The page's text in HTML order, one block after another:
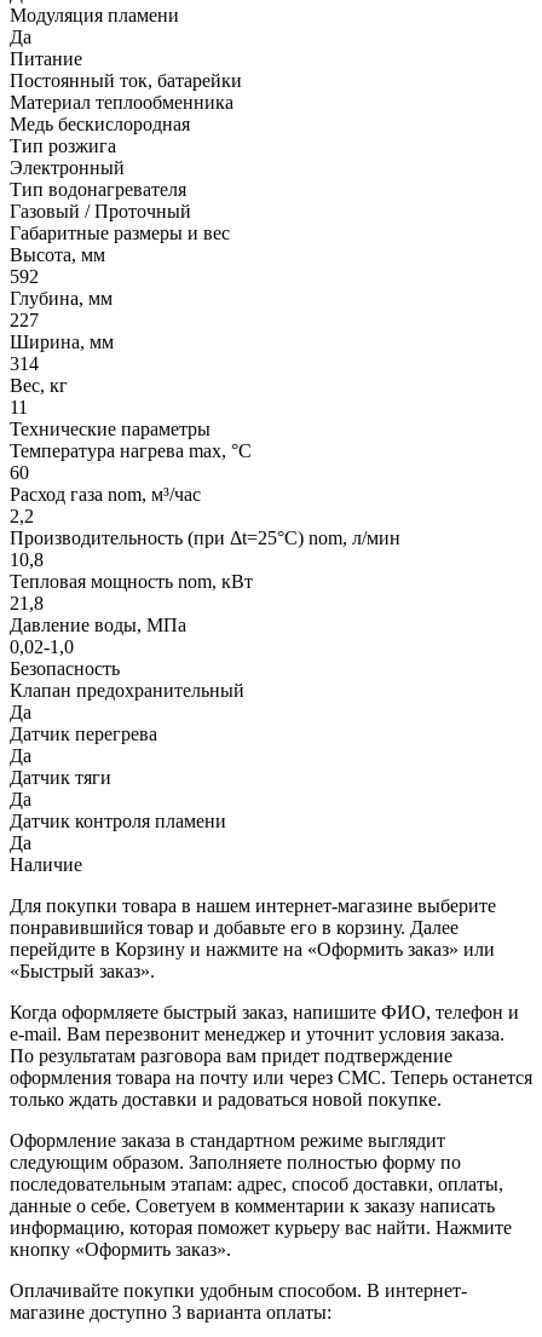
Модуляция пламени
Да
Питание
Постоянный ток, батарейки
Материал теплообменника
Медь бескислородная
Тип розжига
Электронный
Тип водонагревателя
Газовый / Проточный
Габаритные размеры и вес
Высота, мм
592
Глубина, мм
227
Ширина, мм
314
Вес, кг
11
Технические параметры
Температура нагрева max, °C
60
Расход газа nom, м³/час
2,2
Производительность (при Δt=25°C) nom, л/мин
10,8
Тепловая мощность nom, кВт
21,8
Давление воды, МПа
0,02-1,0
Безопасность
Клапан предохранительный
Да
Датчик перегрева
Да
Датчик тяги
Да
Датчик контроля пламени
Да
Наличие
Для покупки товара в нашем интернет-магазине выберите
понравившийся товар и добавьте его в корзину. Далее
перейдите в Корзину и нажмите на «Оформить заказ» или
«Быстрый заказ».
Когда оформляете быстрый заказ, напишите ФИО, телефон и
e-mail. Вам перезвонит менеджер и уточнит условия заказа.
По результатам разговора вам придет подтверждение
оформления товара на почту или через СМС. Теперь останется
только ждать доставки и радоваться новой покупке.
Оформление заказа в стандартном режиме выглядит
следующим образом. Заполняете полностью форму по
последовательным этапам: адрес, способ доставки, оплаты,
данные о себе. Советуем в комментарии к заказу написать
информацию, которая поможет курьеру вас найти. Нажмите
кнопку «Оформить заказ».
Оплачивайте покупки удобным способом. В интернет-
магазине доступно 3 варианта оплаты: